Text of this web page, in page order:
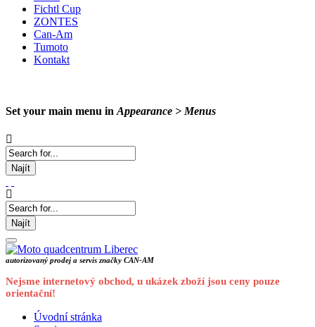
Fichtl Cup
ZONTES
Can-Am
Tumoto
Kontakt
Set your main menu in Appearance > Menus
Najít
Najít
autorizovaný prodej a servis značky CAN-AM
Nejsme internetový obchod, u ukázek zboží jsou ceny pouze
orientační!
Úvodní stránka